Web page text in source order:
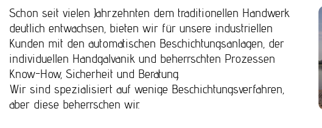
Schon seit vielen Jahrzehnten dem traditionellen Handwerk
deutlich entwachsen, bieten wir für unsere industriellen
Kunden mit den automatischen Beschichtungsanlagen, der
individuellen Handgalvanik und beherrschten Prozessen
Know-How, Sicherheit und Beratung.
Wir sind spezialisiert auf wenige Beschichtungsverfahren,
aber diese beherrschen wir.